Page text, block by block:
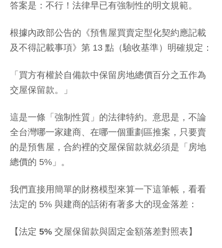
答案是：不行！法律早已有強制性的明文規範。
根據內政部公告的《預售屋買賣定型化契約應記載
及不得記載事項》第 13 點（驗收基準）明確規定：
「買方有權於自備款中保留房地總價百分之五作為
交屋保留款。」
這是一條「強制性質」的法律特約。意思是，不論
全台灣哪一家建商、在哪一個重劃區推案，只要賣
的是預售屋，合約裡的交屋保留款就必須是「房地
總價的 5%」。
我們直接用簡單的財務模型來算一下這筆帳，看看
法定的 5% 與建商的話術有著多大的現金落差：
【法定 5% 交屋保留款與固定金額落差對照表】